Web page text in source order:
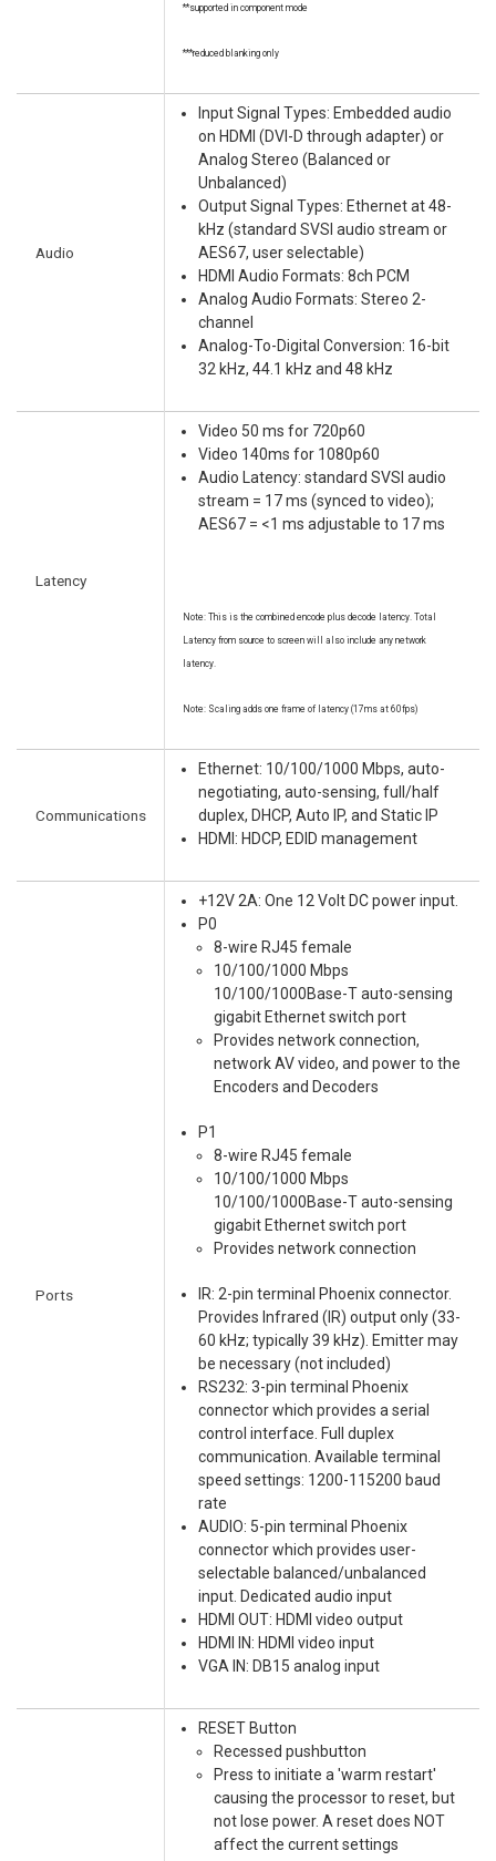
**supported in component mode
***reduced blanking only
Audio
Input Signal Types: Embedded audio
on HDMI (DVI-D through adapter) or
Analog Stereo (Balanced or
Unbalanced)
Output Signal Types: Ethernet at 48-
kHz (standard SVSI audio stream or
AES67, user selectable)
HDMI Audio Formats: 8ch PCM
Analog Audio Formats: Stereo 2-
channel
Analog-To-Digital Conversion: 16-bit
32 kHz, 44.1 kHz and 48 kHz
Latency
Video 50 ms for 720p60
Video 140ms for 1080p60
Audio Latency: standard SVSI audio
stream = 17 ms (synced to video);
AES67 = <1 ms adjustable to 17 ms
Note: This is the combined encode plus decode latency. Total
Latency from source to screen will also include any network
latency.
Note: Scaling adds one frame of latency (17ms at 60fps)
Communications
Ethernet: 10/100/1000 Mbps, auto-
negotiating, auto-sensing, full/half
duplex, DHCP, Auto IP, and Static IP
HDMI: HDCP, EDID management
Ports
+12V 2A: One 12 Volt DC power input.
P0
8-wire RJ45 female
10/100/1000 Mbps
10/100/1000Base-T auto-sensing
gigabit Ethernet switch port
Provides network connection,
network AV video, and power to the
Encoders and Decoders
P1
8-wire RJ45 female
10/100/1000 Mbps
10/100/1000Base-T auto-sensing
gigabit Ethernet switch port
Provides network connection
IR: 2-pin terminal Phoenix connector.
Provides Infrared (IR) output only (33-
60 kHz; typically 39 kHz). Emitter may
be necessary (not included)
RS232: 3-pin terminal Phoenix
connector which provides a serial
control interface. Full duplex
communication. Available terminal
speed settings: 1200-115200 baud
rate
AUDIO: 5-pin terminal Phoenix
connector which provides user-
selectable balanced/unbalanced
input. Dedicated audio input
HDMI OUT: HDMI video output
HDMI IN: HDMI video input
VGA IN: DB15 analog input
RESET Button
Recessed pushbutton
Press to initiate a 'warm restart'
causing the processor to reset, but
not lose power. A reset does NOT
affect the current settings